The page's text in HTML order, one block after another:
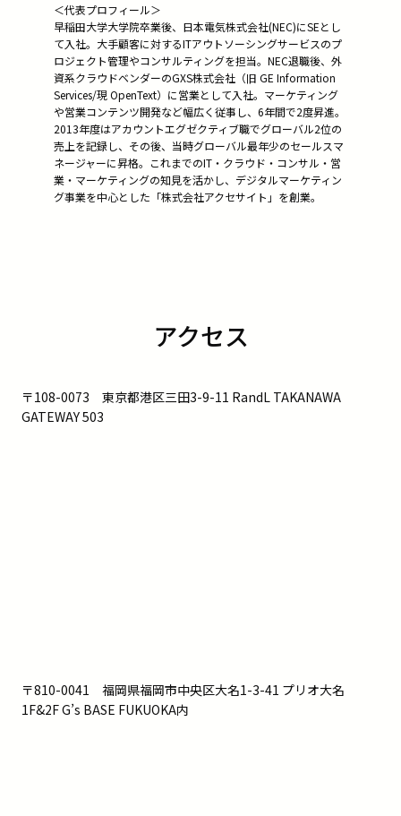
＜代表プロフィール＞
早稲田大学大学院卒業後、日本電気株式会社(NEC)にSEとし
て入社。大手顧客に対するITアウトソーシングサービスのプ
ロジェクト管理やコンサルティングを担当。NEC退職後、外
資系クラウドベンダーのGXS株式会社（旧 GE Information
Services/現 OpenText）に営業として入社。マーケティング
や営業コンテンツ開発など幅広く従事し、6年間で2度昇進。
2013年度はアカウントエグゼクティブ職でグローバル2位の
売上を記録し、その後、当時グローバル最年少のセールスマ
ネージャーに昇格。これまでのIT・クラウド・コンサル・営
業・マーケティングの知見を活かし、デジタルマーケティン
グ事業を中心とした「株式会社アクセサイト」を創業。
アクセス
〒108-0073 東京都港区三田3-9-11 RandL TAKANAWA
GATEWAY 503
〒810-0041 福岡県福岡市中央区大名1-3-41 プリオ大名
1F&2F G’s BASE FUKUOKA内